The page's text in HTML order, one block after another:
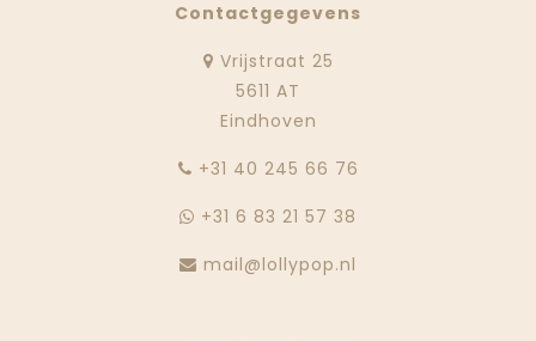
Contactgegevens
Vrijstraat 25
5611 AT
Eindhoven
‭+31 40 245 66 76
+31 6 83 21 57 38
mail@lollypop.nl